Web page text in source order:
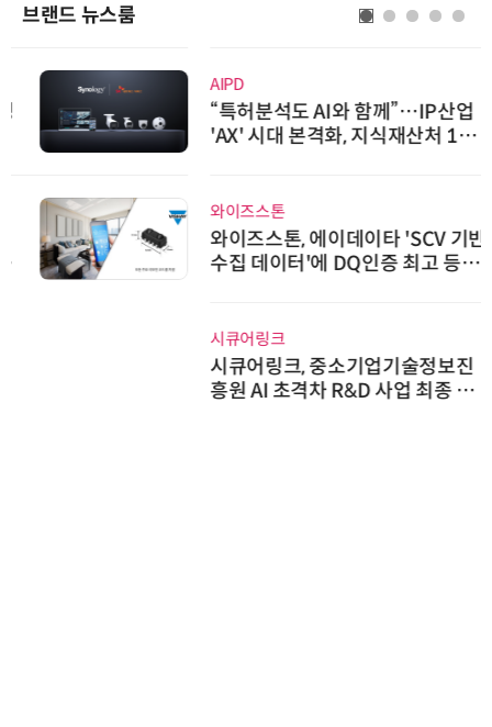
브랜드 뉴스룸
AIPD
“특허분석도 AI와 함께”…IP산업
'AX' 시대 본격화, 지식재산처 1호
AI IP데이터분석사 탄생
와이즈스톤
와이즈스톤, 에이데이타 'SCV 기반
수집 데이터'에 DQ인증 최고 등급
수여
시큐어링크, 중소기업기술정보진
흥원 AI 초격차 R&D 사업 최종 선